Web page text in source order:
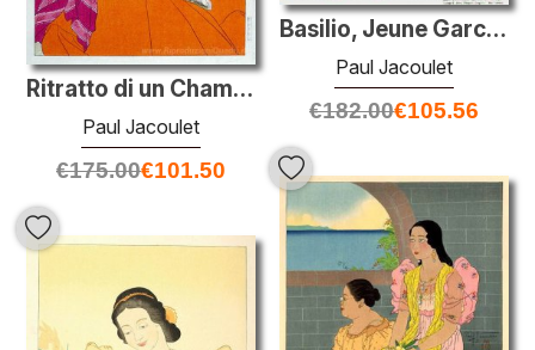
Basilio, Jeune Garcon de Saipan Tenat Des Coquillages. Marianes
Paul Jacoulet
€182.00€105.56
Ritratto di un Chamorro Woman - Red
Paul Jacoulet
€175.00€101.50